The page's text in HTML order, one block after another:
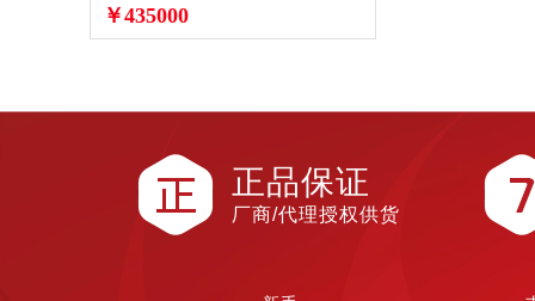
￥435000
正品保证
厂商/代理授权供货